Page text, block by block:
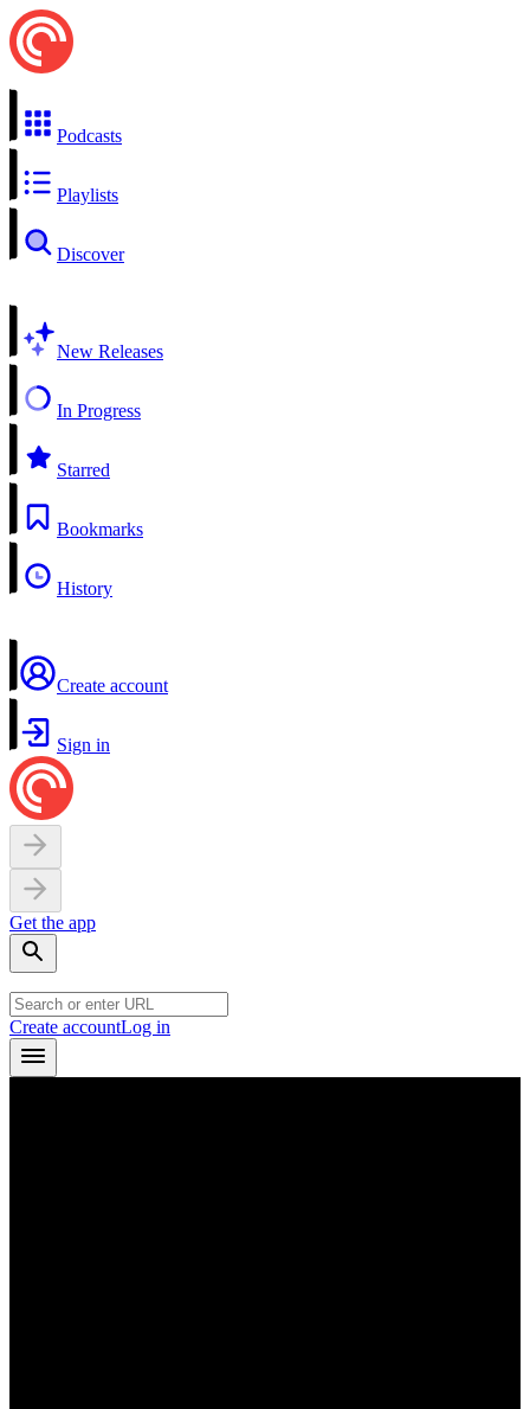
Podcasts
Playlists
Discover
New Releases
In Progress
Starred
Bookmarks
History
Create account
Sign in
Get the app
Create accountLog in